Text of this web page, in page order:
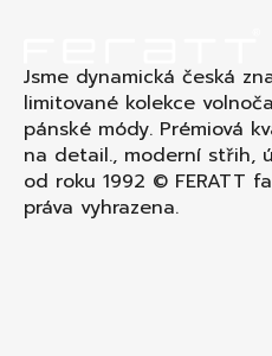
Jsme dynamická česká
limitované kolekce
pánské módy. Prémiová
na detail., moderní střih,
od roku 1992 © FERATT
práva vyhrazena.